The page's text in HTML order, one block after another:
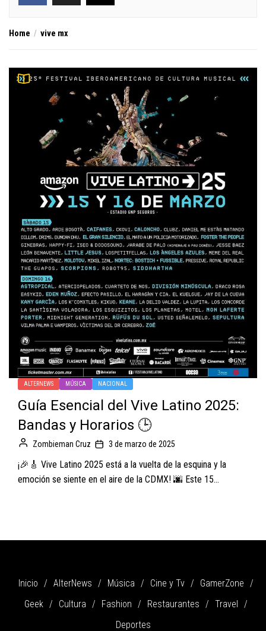
Home vive mx
ALTERNEWS MÚSICA NACIONAL
Guía Esencial del Vive Latino 2025:
Bandas y Horarios 🕒
Zombieman Cruz 3 de marzo de 2025
¡🎉🎸 Vive Latino 2025 está a la vuelta de la esquina y la
emoción se siente en el aire de la CDMX! 🌆 Este 15...
Inicio AlterNews Música Cine y Tv
GamerZone
Geek
Cultura Fashion Restaurantes
Travel
Deportes